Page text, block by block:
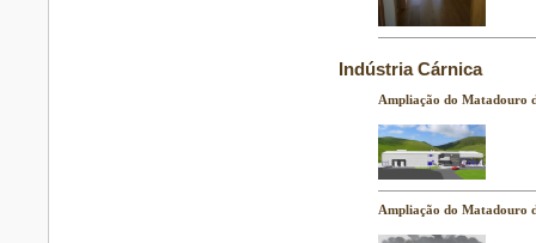
Indústria Cárnica
Ampliação do Matadouro
Ampliação do Matadouro